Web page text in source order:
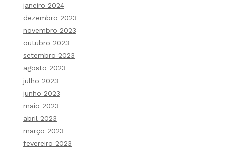
janeiro 2024
dezembro 2023
novembro 2023
outubro 2023
setembro 2023
agosto 2023
julho 2023
junho 2023
maio 2023
abril 2023
março 2023
fevereiro 2023